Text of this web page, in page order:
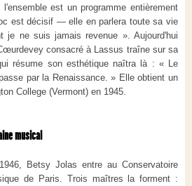
est un programme entièrement
est décisif — elle en parlera toute sa vie
je ne suis jamais revenue ». Aujourd'hui
consacré à Lassus traîne sur sa
résume son esthétique naîtra là : « Le
par la Renaissance. » Elle obtient un
College (Vermont) en 1945.
musical
Betsy Jolas entre au Conservatoire
de Paris. Trois maîtres la forment :